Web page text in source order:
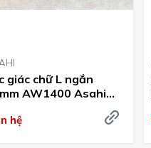
giác chữ L ngắn
AW1400 Asahi
hệ